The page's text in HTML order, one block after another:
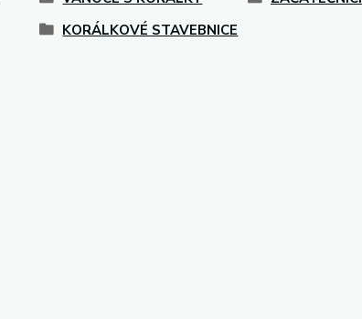
KORÁLKOVÉ STAVEBNICE